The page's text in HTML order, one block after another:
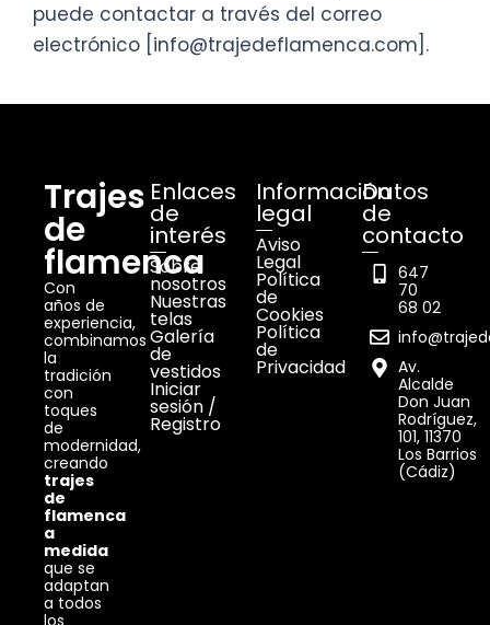
puede contactar a través del correo
electrónico [info@trajedeflamenca.com].
Trajes
de
flamenca
Con
años de
experiencia,
combinamos
la
tradición
con
toques
de
modernidad,
creando
trajes
de
flamenca
a
medida
que se
adaptan
a todos
los
Enlaces
de
interés
Sobre
nosotros
Nuestras
telas
Galería
de
vestidos
Iniciar
sesión /
Registro
Información
legal
Aviso
Legal
Política
de
Cookies
Política
de
Privacidad
Datos
de
contacto
647
70
68 02
Av.
Alcalde
Don Juan
Rodríguez,
101, 11370
Los Barrios
(Cádiz)